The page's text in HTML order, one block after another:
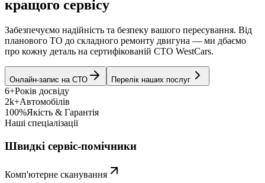
кращого сервісу
Забезпечуємо надійність та безпеку вашого пересування. Від
планового ТО до складного ремонту двигуна — ми дбаємо
про кожну деталь на сертифікованій СТО WestCars.
Онлайн-запис на СТО Перелік наших послуг
6+Років досвіду
2k+Автомобілів
100%Якість & Гарантія
Наші спеціалізації
Швидкі сервіс-помічники
Комп'ютерне сканування